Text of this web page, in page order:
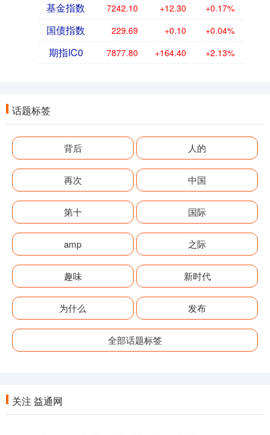
基金指数 7242.10 +12.30 +0.17%
国债指数 229.69 +0.10 +0.04%
期指IC0 7877.80 +164.40 +2.13%
话题标签
背后 人的
再次 中国
第十 国际
amp 之际
趣味 新时代
为什么 发布
全部话题标签
关注 益通网